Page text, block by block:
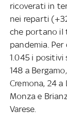
ricoverati in
nei reparti
che portano il
pandemia.
1.045 i positivi
148 a
Cremona, 24 a
Monza e
Varese.